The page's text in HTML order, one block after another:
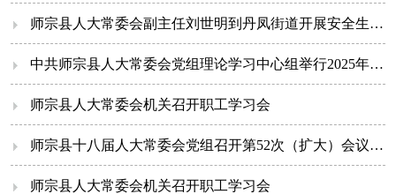
师宗县人大常委会副主任刘世明到丹凤街道开展安全生产及安保维稳工作督导
中共师宗县人大常委会党组理论学习中心组举行2025年第一次集中学习
师宗县人大常委会机关召开职工学习会
师宗县十八届人大常委会党组召开第52次（扩大）会议暨第30次主任会议
师宗县人大常委会机关召开职工学习会